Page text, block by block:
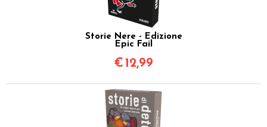
Storie Nere - Edizione
Epic Fail
€ 12,99